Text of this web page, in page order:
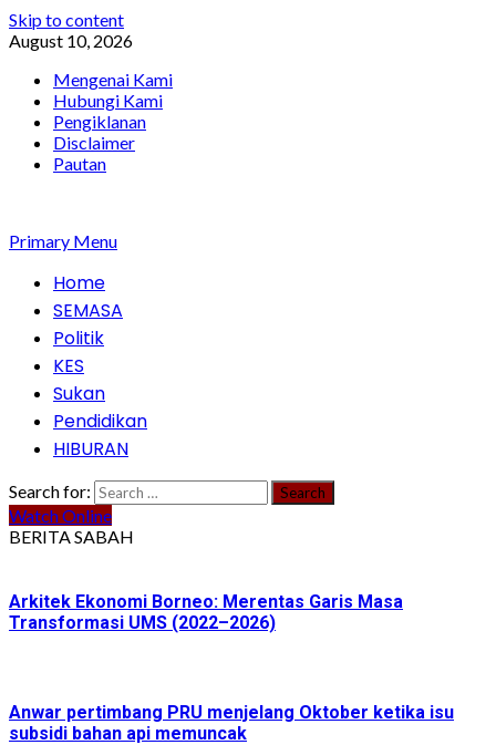
Skip to content
August 10, 2026
Mengenai Kami
Hubungi Kami
Pengiklanan
Disclaimer
Pautan
Primary Menu
Home
SEMASA
Politik
KES
Sukan
Pendidikan
HIBURAN
Search for:
Watch Online
BERITA SABAH
Arkitek Ekonomi Borneo: Merentas Garis Masa
Transformasi UMS (2022–2026)
Anwar pertimbang PRU menjelang Oktober ketika isu
subsidi bahan api memuncak